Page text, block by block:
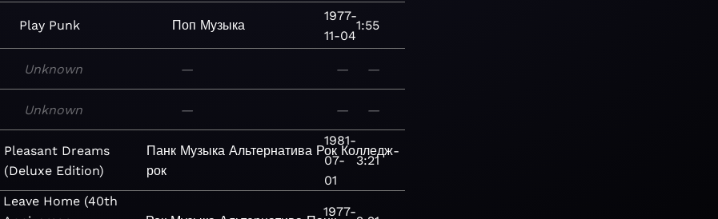
Play Punk Поп Музыка
1977-
11-04
1:55
Unknown — — —
Unknown — — —
Pleasant Dreams
(Deluxe Edition)
Панк Музыка Альтернатива Рок Колледж-
рок
1981-
07-
01
3:21
Leave Home (40th
1977-